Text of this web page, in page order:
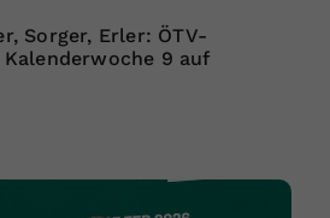
Sorger, Erler: ÖTV-
9 auf